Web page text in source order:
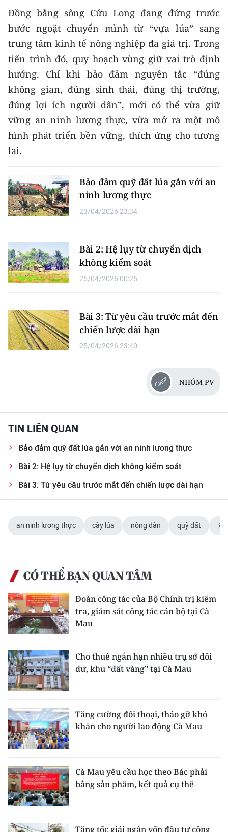
Đồng bằng sông Cửu Long đang đứng trước
bước ngoặt chuyển mình từ “vựa lúa” sang
trung tâm kinh tế nông nghiệp đa giá trị. Trong
tiến trình đó, quy hoạch vùng giữ vai trò định
hướng. Chỉ khi bảo đảm nguyên tắc “đúng
không gian, đúng sinh thái, đúng thị trường,
đúng lợi ích người dân”, mới có thể vừa giữ
vững an ninh lương thực, vừa mở ra một mô
hình phát triển bền vững, thích ứng cho tương
lai.
Bảo đảm quỹ đất lúa gắn với an
ninh lương thực
23/04/2026 23:34
Bài 2: Hệ lụy từ chuyển dịch
không kiểm soát
25/04/2026 00:25
Bài 3: Từ yêu cầu trước mắt đến
chiến lược dài hạn
25/04/2026 23:40
NHÓM PV
TIN LIÊN QUAN
Bảo đảm quỹ đất lúa gắn với an ninh lương thực
Bài 2: Hệ lụy từ chuyển dịch không kiểm soát
Bài 3: Từ yêu cầu trước mắt đến chiến lược dài hạn
an ninh lương thực cây lúa nông dân quỹ đất
CÓ THỂ BẠN QUAN TÂM
Đoàn công tác của Bộ Chính trị kiểm
tra, giám sát công tác cán bộ tại Cà
Mau
Cho thuê ngắn hạn nhiều trụ sở dôi
dư, khu “đất vàng” tại Cà Mau
Tăng cường đối thoại, tháo gỡ khó
khăn cho người lao động Cà Mau
Cà Mau yêu cầu học theo Bác phải
bằng sản phẩm, kết quả cụ thể
Tăng tốc giải ngân vốn đầu tư công